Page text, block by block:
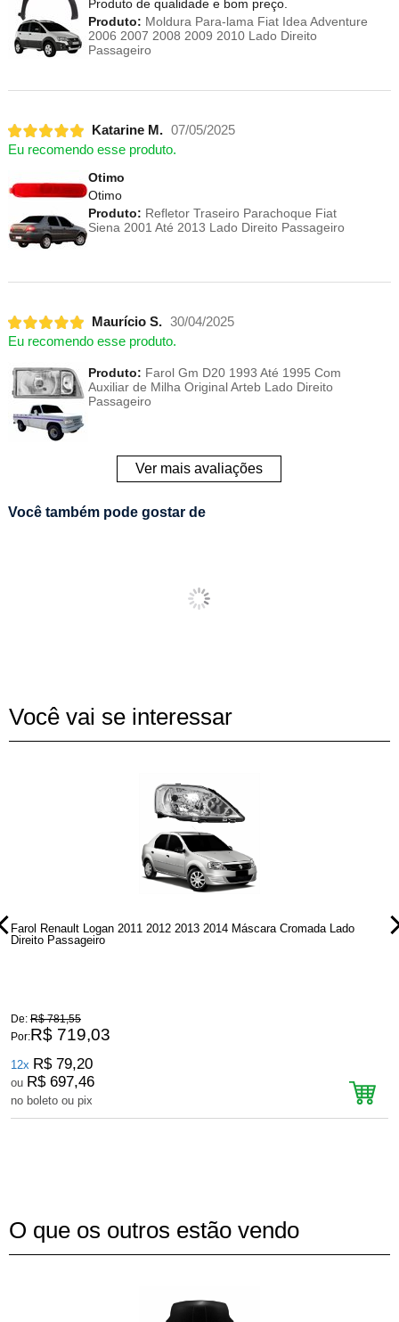
Produto de qualidade e bom preço.
Produto: Moldura Para-lama Fiat Idea Adventure
2006 2007 2008 2009 2010 Lado Direito
Passageiro
Katarine M. 07/05/2025
Eu recomendo esse produto.
Otimo
Otimo
Produto: Refletor Traseiro Parachoque Fiat
Siena 2001 Até 2013 Lado Direito Passageiro
Maurício S. 30/04/2025
Eu recomendo esse produto.
Produto: Farol Gm D20 1993 Até 1995 Com
Auxiliar de Milha Original Arteb Lado Direito
Passageiro
Ver mais avaliações
Você também pode gostar de
Você vai se interessar
Farol Renault Logan 2011 2012 2013 2014 Máscara Cromada Lado
Direito Passageiro
De: R$ 781,55
Por:R$ 719,03
12x R$ 79,20
ou R$ 697,46
no boleto ou pix
O que os outros estão vendo